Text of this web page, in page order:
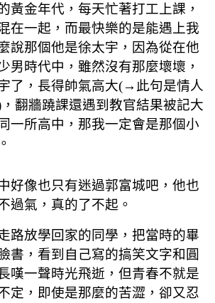
黃金年代，每天忙著打工上課，
在一起，而最快樂的是能遇上我
說那個他是徐太宇，因為從在他
男時代中，雖然沒有那麼壞壞，
了，長得帥氣高大(→此句是情人
翻牆蹺課還遇到教官結果被記大
一所高中，那我一定會是那個小
好像也只有迷過郭富城吧，他也
過氣，真的了不起 。
路放學回家的同學，把當時的畢
書，看到自己寫的搞笑文字和圓
嘆一聲時光飛逝，但青春不就是
定，即使是那麼的苦澀，卻又忍